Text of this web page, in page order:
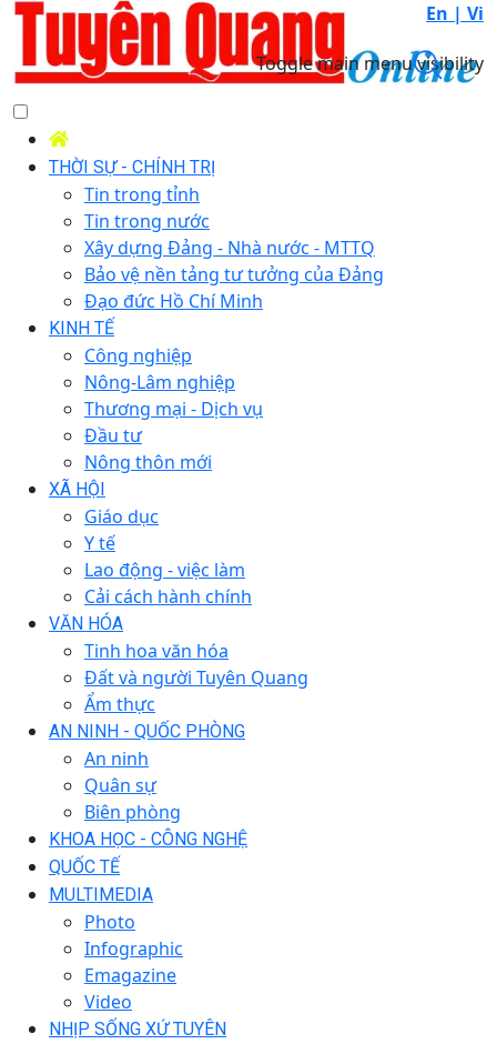
En | Vi
Toggle main menu visibility
THỜI SỰ - CHÍNH TRỊ
Tin trong tỉnh
Tin trong nước
Xây dựng Đảng - Nhà nước - MTTQ
Bảo vệ nền tảng tư tưởng của Đảng
Đạo đức Hồ Chí Minh
KINH TẾ
Công nghiệp
Nông-Lâm nghiệp
Thương mại - Dịch vụ
Đầu tư
Nông thôn mới
XÃ HỘI
Giáo dục
Y tế
Lao động - việc làm
Cải cách hành chính
VĂN HÓA
Tinh hoa văn hóa
Đất và người Tuyên Quang
Ẩm thực
AN NINH - QUỐC PHÒNG
An ninh
Quân sự
Biên phòng
KHOA HỌC - CÔNG NGHỆ
QUỐC TẾ
MULTIMEDIA
Photo
Infographic
Emagazine
Video
NHỊP SỐNG XỨ TUYÊN